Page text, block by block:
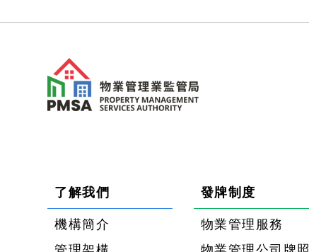
了解我們
機構簡介
發牌制度
物業管理服務